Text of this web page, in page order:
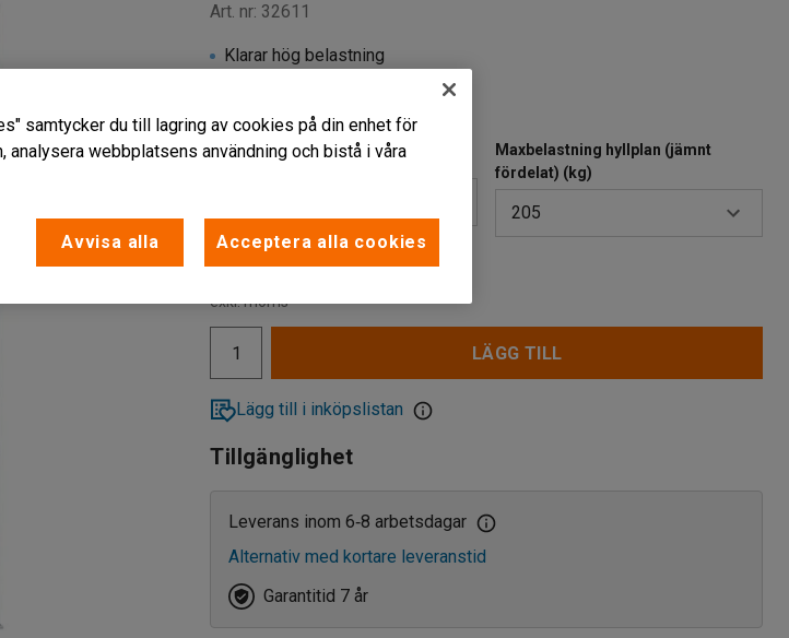
Art. nr: 32611
Klarar hög belastning
Djup (mm)
320
400
500
Maxbelastning hyllplan (jämnt
fördelat) (kg)
205
1 895 kr
exkl. moms
LÄGG TILL
Lägg till i inköpslistan
Tillgänglighet
Leverans inom 6‑8 arbetsdagar
Alternativ med kortare leveranstid
Garantitid 7 år
samtycker du till lagring av cookies på din enhet för
webbplatsens användning och bistå i våra
Avvisa alla Acceptera alla cookies